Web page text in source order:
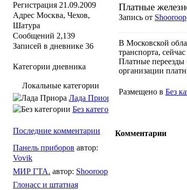
Платные
Запись от Shooroop
В Московской
транспорта,
Платные переезды
организации
Размещено в Без
Комментарии
Регистрация 21.09.2009
Адрес Москва, Чехов,
Шатура
Сообщений 2,139
Записей в дневнике 36
Категории дневника
Локальные категории
Лада Приора
Без категории
Последние комментарии
Панель приборов автор:
Vovik
МИР ГТА. автор: Shooroop
Глонасс и штатная